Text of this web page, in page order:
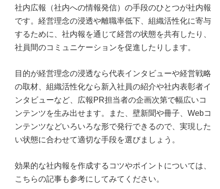
社内広報（社内への情報発信）の手段のひとつが社内報
です。経営理念の浸透や離職率低下、組織活性化に寄与
するために、社内報を通じて経営の状態を共有したり、
社員間のコミュニケーションを促進したりします。
目的が経営理念の浸透なら代表インタビューや経営戦略
の取材、組織活性化なら新入社員の紹介や社内表彰者イ
ンタビューなど、広報PR担当者の企画次第で幅広いコ
ンテンツを生み出せます。また、壁新聞や冊子、Webコ
ンテンツなどいろいろな形で発行できるので、実現した
い状態に合わせて適切な手段を選びましょう。
効果的な社内報を作成するコツやポイントについては、
こちらの記事も参考にしてみてください。